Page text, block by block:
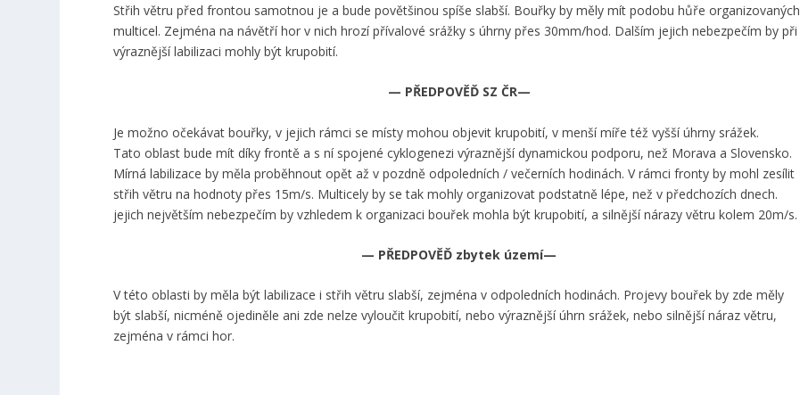
Střih větru před frontou samotnou je a bude povětšinou spíše slabší. Bouřky by měly mít podobu hůře organizovaných
multicel. Zejména na návětří hor v nich hrozí přívalové srážky s úhrny přes 30mm/hod. Dalším jejich nebezpečím by při
výraznější labilizaci mohly být krupobití.
— PŘEDPOVĚĎ SZ ČR—
Je možno očekávat bouřky, v jejich rámci se místy mohou objevit krupobití, v menší míře též vyšší úhrny srážek.
Tato oblast bude mít díky frontě a s ní spojené cyklogenezi výraznější dynamickou podporu, než Morava a Slovensko.
Mírná labilizace by měla proběhnout opět až v pozdně odpoledních / večerních hodinách. V rámci fronty by mohl zesílit
střih větru na hodnoty přes 15m/s. Multicely by se tak mohly organizovat podstatně lépe, než v předchozích dnech.
jejich největším nebezpečím by vzhledem k organizaci bouřek mohla být krupobití, a silnější nárazy větru kolem 20m/s.
— PŘEDPOVĚĎ zbytek území—
V této oblasti by měla být labilizace i střih větru slabší, zejména v odpoledních hodinách. Projevy bouřek by zde měly
být slabší, nicméně ojediněle ani zde nelze vyloučit krupobití, nebo výraznější úhrn srážek, nebo silnější náraz větru,
zejména v rámci hor.